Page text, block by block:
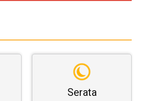
Serata